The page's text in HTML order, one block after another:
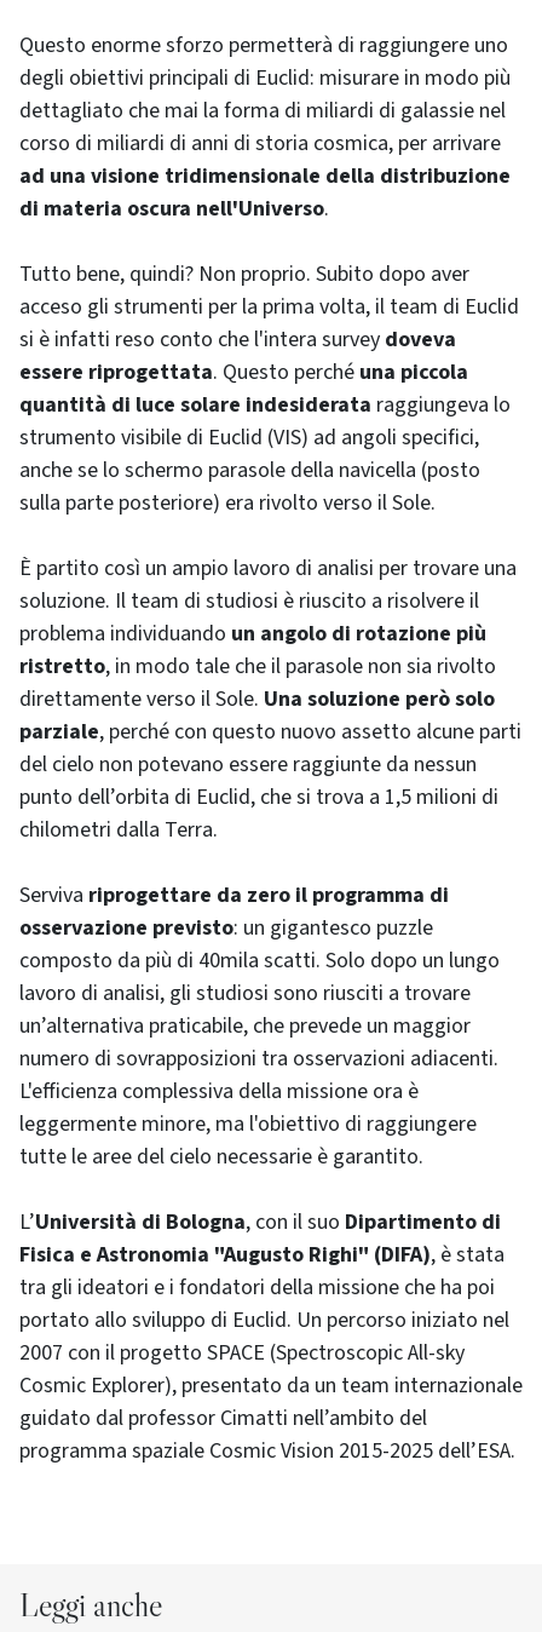
Questo enorme sforzo permetterà di raggiungere uno
degli obiettivi principali di Euclid: misurare in modo più
dettagliato che mai la forma di miliardi di galassie nel
corso di miliardi di anni di storia cosmica, per arrivare
ad una visione tridimensionale della distribuzione
di materia oscura nell'Universo.
Tutto bene, quindi? Non proprio. Subito dopo aver
acceso gli strumenti per la prima volta, il team di Euclid
si è infatti reso conto che l'intera survey doveva
essere riprogettata. Questo perché una piccola
quantità di luce solare indesiderata raggiungeva lo
strumento visibile di Euclid (VIS) ad angoli specifici,
anche se lo schermo parasole della navicella (posto
sulla parte posteriore) era rivolto verso il Sole.
È partito così un ampio lavoro di analisi per trovare una
soluzione. Il team di studiosi è riuscito a risolvere il
problema individuando un angolo di rotazione più
ristretto, in modo tale che il parasole non sia rivolto
direttamente verso il Sole. Una soluzione però solo
parziale, perché con questo nuovo assetto alcune parti
del cielo non potevano essere raggiunte da nessun
punto dell’orbita di Euclid, che si trova a 1,5 milioni di
chilometri dalla Terra.
Serviva riprogettare da zero il programma di
osservazione previsto: un gigantesco puzzle
composto da più di 40mila scatti. Solo dopo un lungo
lavoro di analisi, gli studiosi sono riusciti a trovare
un’alternativa praticabile, che prevede un maggior
numero di sovrapposizioni tra osservazioni adiacenti.
L'efficienza complessiva della missione ora è
leggermente minore, ma l'obiettivo di raggiungere
tutte le aree del cielo necessarie è garantito.
L’Università di Bologna, con il suo Dipartimento di
Fisica e Astronomia "Augusto Righi" (DIFA), è stata
tra gli ideatori e i fondatori della missione che ha poi
portato allo sviluppo di Euclid. Un percorso iniziato nel
2007 con il progetto SPACE (Spectroscopic All-sky
Cosmic Explorer), presentato da un team internazionale
guidato dal professor Cimatti nell’ambito del
programma spaziale Cosmic Vision 2015-2025 dell’ESA.
Leggi anche